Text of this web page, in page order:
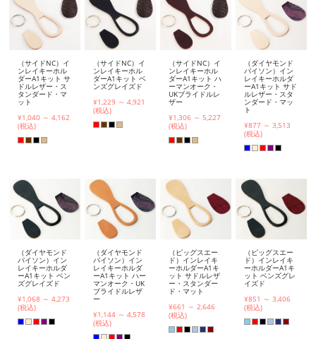
（サイドNC）イ
ンレイキーホル
ダーA1キット サ
ドルレザー・ス
タンダード・マ
ット
¥1,040 ～ 4,162
(税込)
（サイドNC）イ
ンレイキーホル
ダーA1キット ベ
ンズグレイズド
¥1,229 ～ 4,921
(税込)
（サイドNC）イ
ンレイキーホル
ダーA1キット ハ
ーマンオーク・
UKブライドルレ
ザー
¥1,306 ～ 5,227
(税込)
（ダイヤモンド
パイソン）イン
レイキーホルダ
ーA1キット サド
ルレザー・スタ
ンダード・マッ
ト
¥877 ～ 3,513
(税込)
（ダイヤモンド
パイソン）イン
レイキーホルダ
ーA1キット ベン
ズグレイズド
¥1,068 ～ 4,273
(税込)
（ダイヤモンド
パイソン）イン
レイキーホルダ
ーA1キット ハー
マンオーク・UK
ブライドルレザ
ー
¥1,144 ～ 4,578
(税込)
（ピッグスエー
ド）インレイキ
ーホルダーA1キ
ット サドルレザ
ー・スタンダー
ド・マット
¥661 ～ 2,646
(税込)
（ピッグスエー
ド）インレイキ
ーホルダーA1キ
ット ベンズグレ
イズド
¥851 ～ 3,406
(税込)